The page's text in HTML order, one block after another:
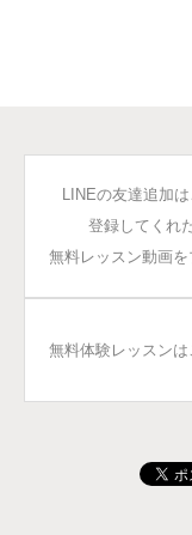
LINEの友達追加
登録してくれ
無料レッスン動画を
無料体験レッスンは